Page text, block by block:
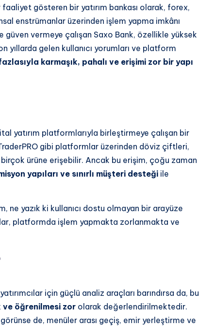
gösteren bir yatırım bankası olarak, forex,
enstrümanlar üzerinden işlem yapma imkânı
güven vermeye çalışan Saxo Bank, özellikle yüksek
yıllarda gelen kullanıcı yorumları ve platform
karmaşık, pahalı ve erişimi zor bir yapı
yatırım platformlarıyla birleştirmeye çalışan bir
gibi platformlar üzerinden döviz çiftleri,
ürüne erişebilir. Ancak bu erişim, çoğu zaman
yapıları ve sınırlı müşteri desteği ile
ne yazık ki kullanıcı dostu olmayan bir arayüze
platformda işlem yapmakta zorlanmakta ve
için güçlü analiz araçları barındırsa da, bu
ve öğrenilmesi zor olarak değerlendirilmektedir.
de, menüler arası geçiş, emir yerleştirme ve